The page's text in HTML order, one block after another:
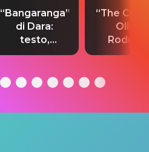
“Bangaranga”
di Dara:
testo,
traduzione e
del singolo
“The
Olivia
testo,